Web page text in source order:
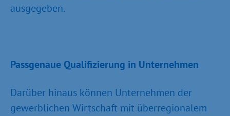
ausgegeben.
Passgenaue Qualifizierung in Unternehmen
Darüber hinaus können Unternehmen der
gewerblichen Wirtschaft mit überregionalem